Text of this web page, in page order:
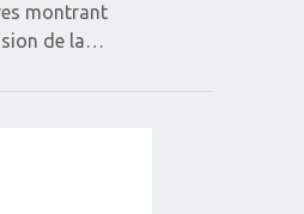
montrant
de la…